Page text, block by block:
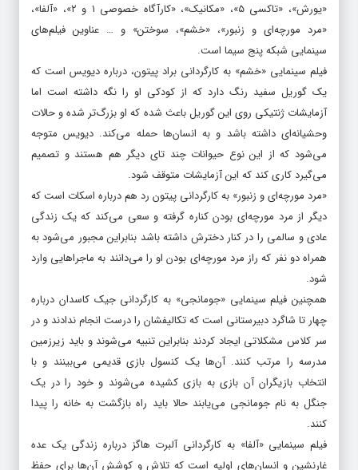
شروع و تا ۱۶ فروردین ماه ادامه خواهد داشت.
«یورش»، «تاکسی ۵»، «مکانیک»، «کارآگاه خصوصی ۱ و ۲»، «آلفا»،
«مرد مورچه‌ای و زنبور»، «خشم»، سوختن» و … عناوین فیلم‌های
سینمایی شبکه پنج سیما است.
فیلم سینمایی «خشم» به کارگردانی براد پیتون، درباره دیویس است که
یک گوریل سفید رنگ دارد که از کودکی او را نگه داشته است اما
آزمایشات ژنتیکی روی این گوریل باعث شده که او بزرگ‌تر شده و حالات
وحشیانه‌ای داشته باشد و به انسان‌ها حمله می‌کند. دیویس متوجه
می‌شود که از این نوع حیوانات چند تای دیگر هم هستند و تصمیم
می‌گیرد کاری کند که این آزمایشات متوقف شود.
«مرد مورچه‌ای و زنبور» به کارگردانی پیتون رد هم درباره اسکات است که
دیگر از مرد مورچه‌ای بودن کناره گرفته و سعی می‌کند که یک زندگی
عادی و سالمی را در کنار دخترش داشته باشد بنابراین مجبور می‌شود به
همراه دو نفر که راز مرد مورچه‌ای بودن او را می‌دانند به ماجراهایی وارد
شود.
همچنین فیلم سینمایی «جومانجی» به کارگردانی جیک کاسدان درباره
چهار تا شاگرد دبیرستانی است که تکالیفشان را درست انجام ندادند و در
سر کلاس مشکلاتی ایجاد کردند بنابراین تنبیه می‌شوند و باید زیرزمین
مدرسه را مرتب کنند. آن‌ها یک کنسول بازی قدیمی می‌بینند و با
انتخاب بازیگران آن بازی به بازی کشیده می‌شوند و خود را در یک
جنگل به نام جومانجی می‌یابند حالا باید راه بازگشت به خانه را پیدا
کنند.
فیلم سینمایی «آلفا» به کارگردانی آلبرت هاگز درباره زندگی یک عده